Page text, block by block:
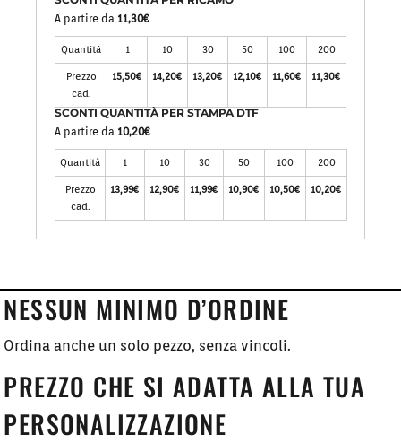
A partire da 11,30€
Quantità 1 10 30 50 100 200
Prezzo
cad.
15,50€ 14,20€ 13,20€ 12,10€ 11,60€ 11,30€
SCONTI QUANTITÀ PER STAMPA DTF
A partire da 10,20€
Quantità 1 10 30 50 100 200
Prezzo
cad.
13,99€ 12,90€ 11,99€ 10,90€ 10,50€ 10,20€
NESSUN MINIMO D’ORDINE
Ordina anche un solo pezzo, senza vincoli.
PREZZO CHE SI ADATTA ALLA TUA
PERSONALIZZAZIONE